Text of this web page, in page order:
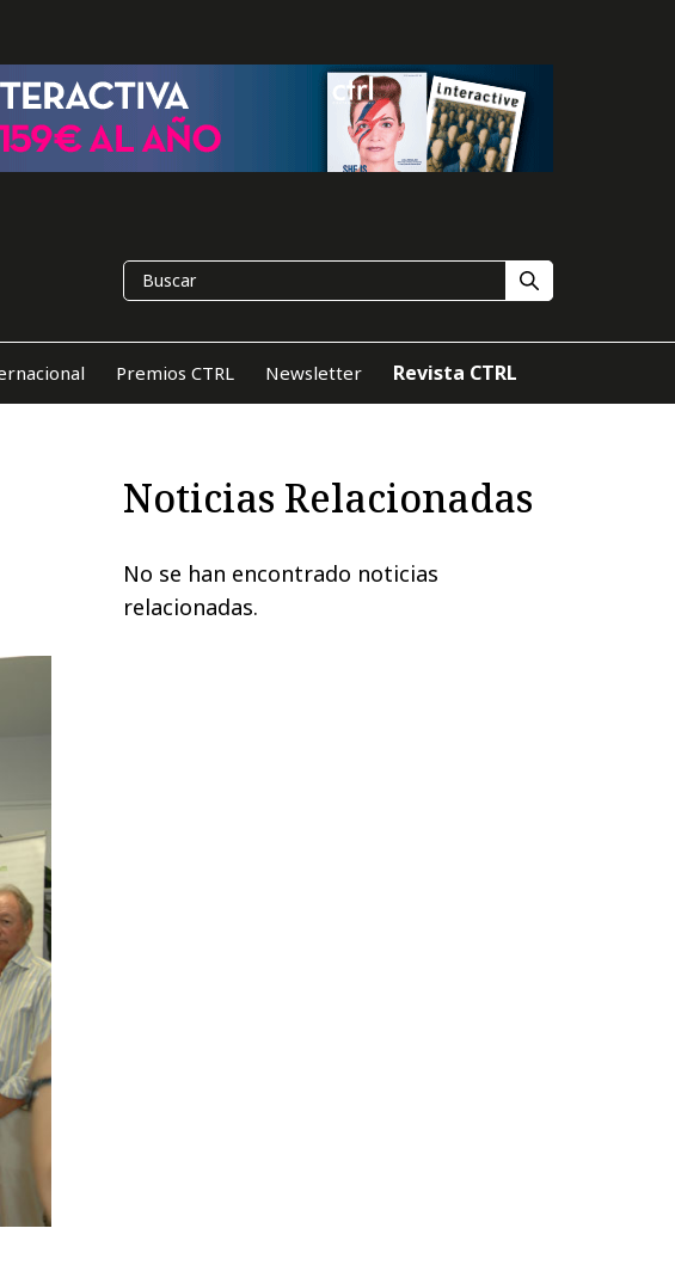
Premios CTRL Newsletter Revista CTRL
Noticias Relacionadas
No se han encontrado noticias
relacionadas.